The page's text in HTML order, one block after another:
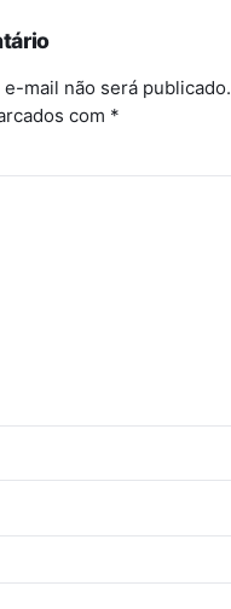
mail não será publicado.
com *